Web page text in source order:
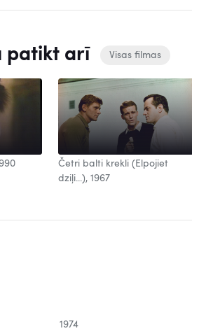
patikt arī Visas filmas
Četri balti krekli (Elpojiet
dziļi...), 1967
1974